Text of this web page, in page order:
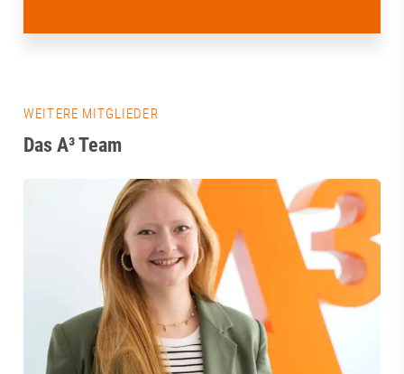
WEITERE MITGLIEDER
Das A³ Team